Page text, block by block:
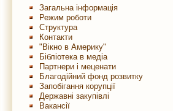
Загальна інформація
Режим роботи
Структура
Контакти
"Вікно в Америку"
Бібліотека в медіа
Партнери і меценати
Благодійний фонд розвитку
Запобігання корупції
Державні закупівлі
Вакансії